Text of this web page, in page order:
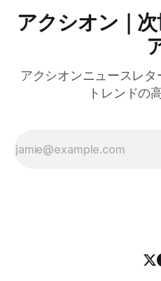
アクシオン｜
アクシオンニュースレ
トレンドの